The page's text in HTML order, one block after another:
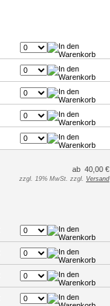
ab 40,00 €
zzgl. 19% MwSt. zzgl. Versand